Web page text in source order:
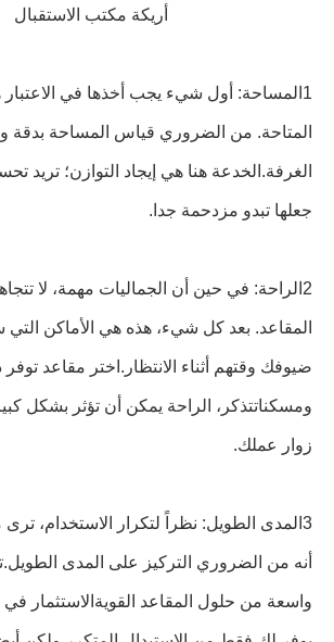
أريكة مكتب الاستقبال
1المساحة: أول شيء يجب أخذها في
المتاحة. من الضروري قياس المساحة بدقة
الغرفة.الخدعة هنا هي إيجاد التوازن؛ تريد
جعلها تبدو مزدحمة جدا.
2الراحة: في حين أن الجماليات مهمة، لا
المقاعد. بعد كل شيء، هذه هي الأماكن
ضيوفك وقتهم أثناء الانتظار.اختر مقاعد توفر
ومسكناتتذكر، الراحة يمكن أن تؤثر بشكل
زوار عملك.
3المدى الطويل: نظراً لتكرار الاستخدام،
أنه من الضروري التركيز على المدى
واسعة من حلول المقاعد القويةالاستثمار في